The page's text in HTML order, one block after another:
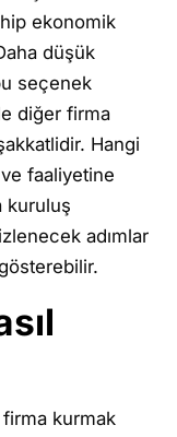
ekonomik
düşük
seçenek
diğer firma
Hangi
faaliyetine
kuruluş
adımlar
firma kurmak